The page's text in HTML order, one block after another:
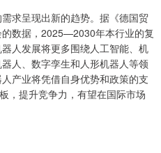
求呈现出新的趋势。据《德国贸
数据，2025—2030年本行业的复
人发展将更多围绕人工智能、机
人、数字孪生和人形机器人等领
产业将凭借自身优势和政策的支
，提升竞争力，有望在国际市场